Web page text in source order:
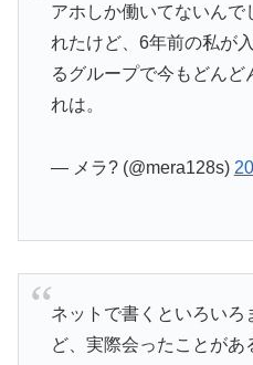
アホしか働いてないんで
れたけど、6年前の私が
るグループで今もどん
れは。
— メラ? (@mera128s)
ネットで書くといろいろ
ど、実際会ったことが